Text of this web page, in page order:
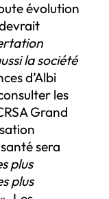
évolution
la société
d’Albi
les
Grand
sera
plus
plus